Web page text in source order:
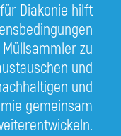
Diakonie hilft
zu
und
und
gemeinsam